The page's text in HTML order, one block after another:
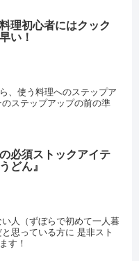
料理初心者にはクック
い！
、使う料理へのステップア
ステップアップの前の準
必須ストックアイテ
どん』
人（ずぼらで初めて一人暮
思っている方に 是非スト
す！